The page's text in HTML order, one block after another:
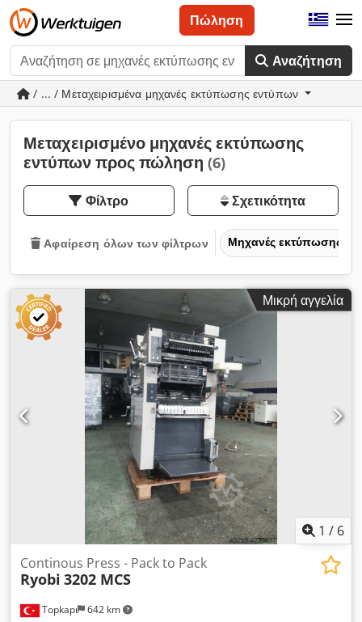
Αναζήτηση
Πώληση
/ ... / Μεταχειρισμένα μηχανές εκτύπωσης εντύπων
Μεταχειρισμένο μηχανές εκτύπωσης
εντύπων προς πώληση (6)
Φίλτρο Σχετικότητα
Αφαίρεση όλων των φίλτρων Μηχανές εκτύπωσης &
Μικρή αγγελία
1 / 6
Topkapı 642 km
Continous Press - Pack to Pack
Ryobi 3202 MCS